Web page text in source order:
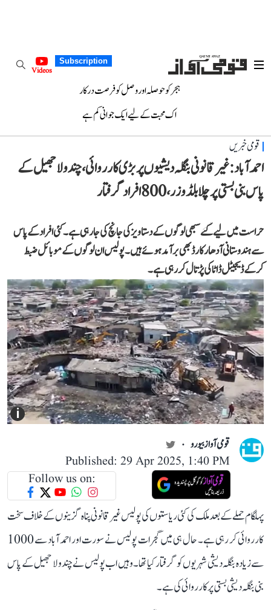
Subscription
Videos
ہجر کو حوصلہ اور وصل کو فرصت درکار
اک محبت کے لیے ایک جوانی کم ہے
قومی خبریں
احمد آباد: غیر قانونی بنگلہ دیشیوں پر بڑی کارروائی، چندولا جھیل کے
پاس بنی بستی پر چلا بلڈوزر، 800 افراد گرفتار
حراست میں لیے گئے سبھی لوگوں کے دستاویز کی جانچ کی جا رہی ہے۔ کئی افراد کے پاس
سے ہندوستانی آدھار کارڈ بھی برآمد ہوئے ہیں۔ پولیس ان لوگوں کے موبائل ضبط
کرکے ڈیجیٹل ڈاٹا کی پڑتال کر رہی ہے۔
i
قومی آواز بیورو
Published: 29 Apr 2025, 1:40 PM
Follow us on:
پہلگام حملے کے بعد ملک کی کئی ریاستوں کی پولیس غیر قانونی پناہ گزینوں کے خلاف سخت
کارروائی کر رہی ہے۔ حال ہی میں گجرات پولیس نے سورت اور احمد آباد سے 1000
سے زیادہ بنگلہ دیشی شہریوں کو گرفتار کیا تھا۔ وہیں اب پولیس نے چندولا جھیل کے پاس
بنی بنگلہ دیشی بستی پر کارروائی کی ہے۔